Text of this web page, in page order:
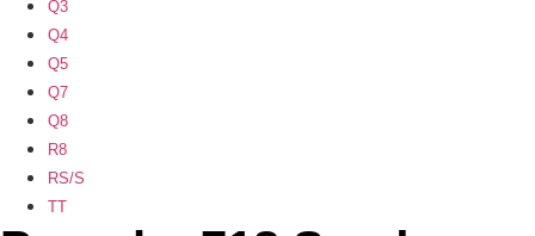
Q3
Q4
Q5
Q7
Q8
R8
RS/S
TT